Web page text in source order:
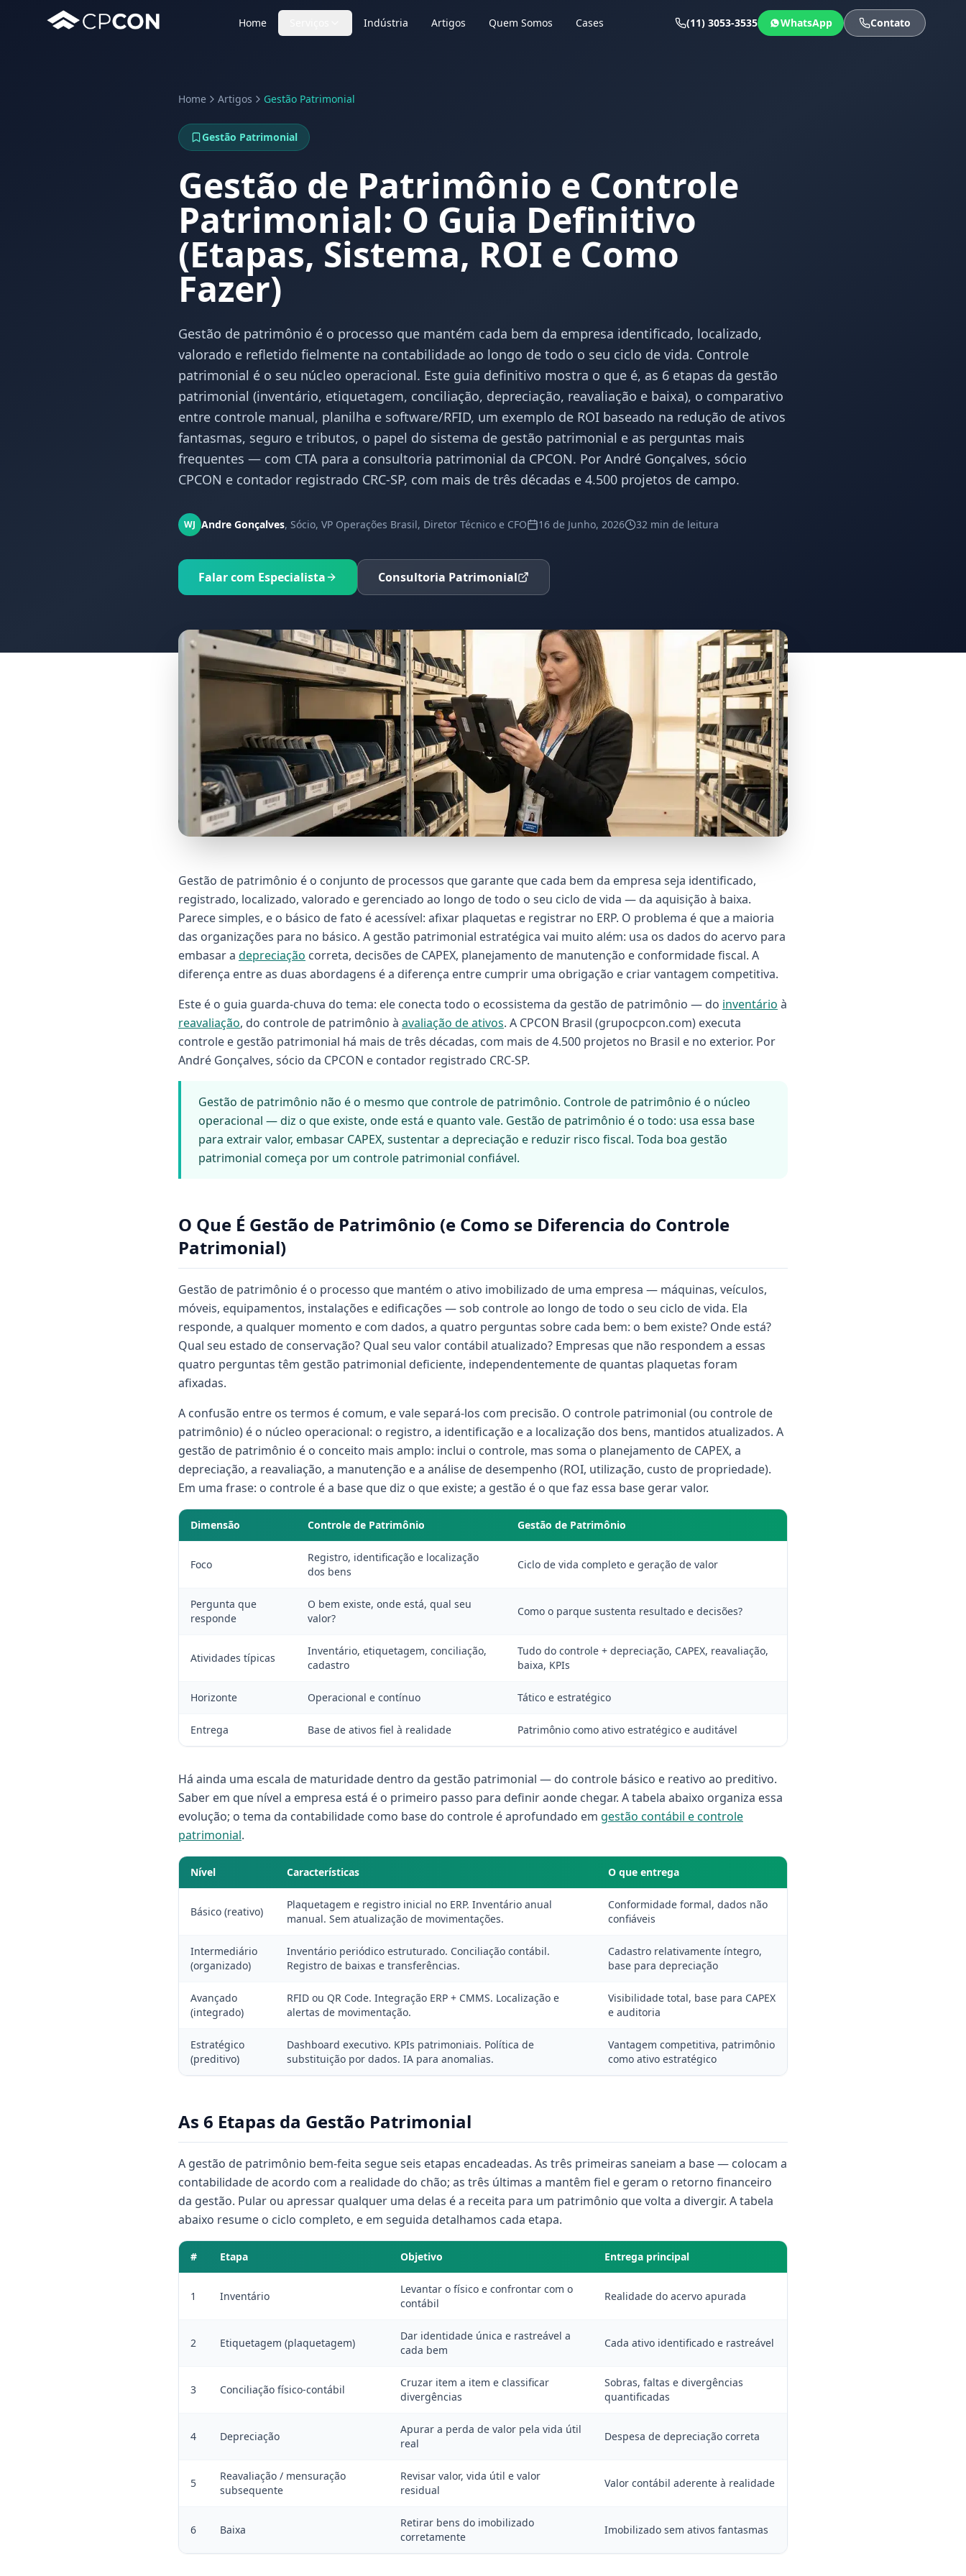
Home Indústria Artigos Quem Somos Cases (11) 3053-3535 WhatsApp Contato
Home Artigos Gestão Patrimonial
Gestão Patrimonial
Gestão de Patrimônio e Controle
Patrimonial: O Guia Definitivo
(Etapas, Sistema, ROI e Como
Fazer)
Gestão de patrimônio é o processo que mantém cada bem da empresa identificado, localizado,
valorado e refletido fielmente na contabilidade ao longo de todo o seu ciclo de vida. Controle
patrimonial é o seu núcleo operacional. Este guia definitivo mostra o que é, as 6 etapas da gestão
patrimonial (inventário, etiquetagem, conciliação, depreciação, reavaliação e baixa), o comparativo
entre controle manual, planilha e software/RFID, um exemplo de ROI baseado na redução de ativos
fantasmas, seguro e tributos, o papel do sistema de gestão patrimonial e as perguntas mais
frequentes — com CTA para a consultoria patrimonial da CPCON. Por André Gonçalves, sócio
CPCON e contador registrado CRC-SP, com mais de três décadas e 4.500 projetos de campo.
WJ Andre Gonçalves, Sócio, VP Operações Brasil, Diretor Técnico e CFO 16 de Junho, 2026 32 min de leitura
Falar com Especialista Consultoria Patrimonial
Gestão de patrimônio é o conjunto de processos que garante que cada bem da empresa seja identificado,
registrado, localizado, valorado e gerenciado ao longo de todo o seu ciclo de vida — da aquisição à baixa.
Parece simples, e o básico de fato é acessível: afixar plaquetas e registrar no ERP. O problema é que a maioria
das organizações para no básico. A gestão patrimonial estratégica vai muito além: usa os dados do acervo para
embasar a depreciação correta, decisões de CAPEX, planejamento de manutenção e conformidade fiscal. A
diferença entre as duas abordagens é a diferença entre cumprir uma obrigação e criar vantagem competitiva.
Este é o guia guarda-chuva do tema: ele conecta todo o ecossistema da gestão de patrimônio — do inventário à
reavaliação, do controle de patrimônio à avaliação de ativos. A CPCON Brasil (grupocpcon.com) executa
controle e gestão patrimonial há mais de três décadas, com mais de 4.500 projetos no Brasil e no exterior. Por
André Gonçalves, sócio da CPCON e contador registrado CRC-SP.
Gestão de patrimônio não é o mesmo que controle de patrimônio. Controle de patrimônio é o núcleo
operacional — diz o que existe, onde está e quanto vale. Gestão de patrimônio é o todo: usa essa base
para extrair valor, embasar CAPEX, sustentar a depreciação e reduzir risco fiscal. Toda boa gestão
patrimonial começa por um controle patrimonial confiável.
O Que É Gestão de Patrimônio (e Como se Diferencia do Controle
Patrimonial)
Gestão de patrimônio é o processo que mantém o ativo imobilizado de uma empresa — máquinas, veículos,
móveis, equipamentos, instalações e edificações — sob controle ao longo de todo o seu ciclo de vida. Ela
responde, a qualquer momento e com dados, a quatro perguntas sobre cada bem: o bem existe? Onde está?
Qual seu estado de conservação? Qual seu valor contábil atualizado? Empresas que não respondem a essas
quatro perguntas têm gestão patrimonial deficiente, independentemente de quantas plaquetas foram
afixadas.
A confusão entre os termos é comum, e vale separá-los com precisão. O controle patrimonial (ou controle de
patrimônio) é o núcleo operacional: o registro, a identificação e a localização dos bens, mantidos atualizados. A
gestão de patrimônio é o conceito mais amplo: inclui o controle, mas soma o planejamento de CAPEX, a
depreciação, a reavaliação, a manutenção e a análise de desempenho (ROI, utilização, custo de propriedade).
Em uma frase: o controle é a base que diz o que existe; a gestão é o que faz essa base gerar valor.
Dimensão Controle de Patrimônio Gestão de Patrimônio
Foco
Registro, identificação e localização
dos bens
Ciclo de vida completo e geração de valor
Pergunta que
responde
O bem existe, onde está, qual seu
valor?
Como o parque sustenta resultado e decisões?
Atividades típicas
Inventário, etiquetagem, conciliação,
cadastro
Tudo do controle + depreciação, CAPEX, reavaliação,
baixa, KPIs
Horizonte Operacional e contínuo Tático e estratégico
Entrega Base de ativos fiel à realidade Patrimônio como ativo estratégico e auditável
Há ainda uma escala de maturidade dentro da gestão patrimonial — do controle básico e reativo ao preditivo.
Saber em que nível a empresa está é o primeiro passo para definir aonde chegar. A tabela abaixo organiza essa
evolução; o tema da contabilidade como base do controle é aprofundado em gestão contábil e controle
patrimonial.
Nível Características O que entrega
Básico (reativo)
Plaquetagem e registro inicial no ERP. Inventário anual
manual. Sem atualização de movimentações.
Conformidade formal, dados não
confiáveis
Intermediário
(organizado)
Inventário periódico estruturado. Conciliação contábil.
Registro de baixas e transferências.
Cadastro relativamente íntegro,
base para depreciação
Avançado
(integrado)
RFID ou QR Code. Integração ERP + CMMS. Localização e
alertas de movimentação.
Visibilidade total, base para CAPEX
e auditoria
Estratégico
(preditivo)
Dashboard executivo. KPIs patrimoniais. Política de
substituição por dados. IA para anomalias.
Vantagem competitiva, patrimônio
como ativo estratégico
As 6 Etapas da Gestão Patrimonial
A gestão de patrimônio bem-feita segue seis etapas encadeadas. As três primeiras saneiam a base — colocam a
contabilidade de acordo com a realidade do chão; as três últimas a mantêm fiel e geram o retorno financeiro
da gestão. Pular ou apressar qualquer uma delas é a receita para um patrimônio que volta a divergir. A tabela
abaixo resume o ciclo completo, e em seguida detalhamos cada etapa.
# Etapa Objetivo Entrega principal
1 Inventário
Levantar o físico e confrontar com o
contábil
Realidade do acervo apurada
2 Etiquetagem (plaquetagem)
Dar identidade única e rastreável a
cada bem
Cada ativo identificado e rastreável
3 Conciliação físico-contábil
Cruzar item a item e classificar
divergências
Sobras, faltas e divergências
quantificadas
4 Depreciação
Apurar a perda de valor pela vida útil
real
Despesa de depreciação correta
5
Reavaliação / mensuração
subsequente
Revisar valor, vida útil e valor
residual
Valor contábil aderente à realidade
6 Baixa
Retirar bens do imobilizado
corretamente
Imobilizado sem ativos fantasmas